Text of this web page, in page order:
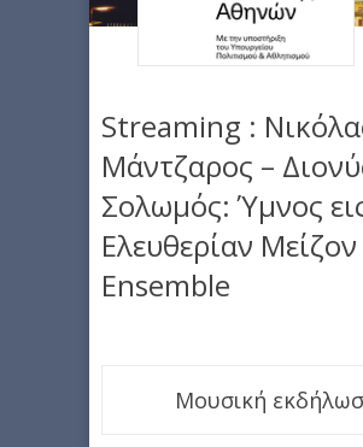
Streaming :
Μάντζαρος –
Σολωμός: Ύμνος
Ελευθερίαν Μείζον
Ensemble
Μουσική